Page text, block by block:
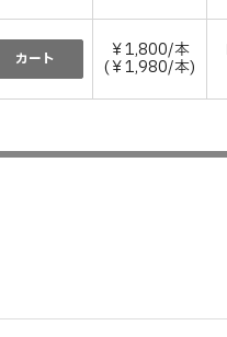
カート ￥1,800/本
(￥1,980/本)